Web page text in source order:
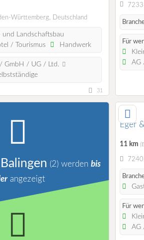
Württemberg, Deutschland
und Landschaftsbau
/ Tourismus
Handwerk
GmbH / UG / Ltd.
31
Für
AG
Balingen (2)werden bis
angezeigt
Eger
11 km
Für
AG